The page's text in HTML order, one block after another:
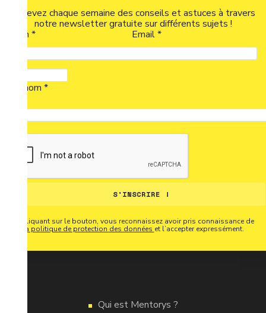
Recevez chaque semaine des conseils et astuces à travers
notre newsletter gratuite sur différents sujets !
Nom *
Prénom *
Email *
S'INSCRIRE !
En cliquant sur le bouton, vous reconnaissez avoir pris connaissance de
la politique de protection des données et l’accepter expressément.
Qui est Mentorys ?